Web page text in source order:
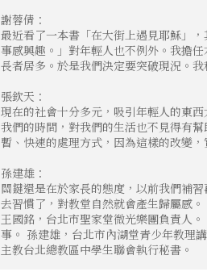
謝蓉倩：
最近看了一本書「在大街上遇見耶穌」
事感興趣。」對年輕人也不例外。我擔
長者居多。於是我們決定要突破現況。
張欽天：
現在的社會十分多元，吸引年輕人的東
我們的時間，對我們的生活也不見得有
暫、快速的處理方式，因為這樣的改變
孫建雄：
關鍵還是在於家長的態度，以前我們補
去習慣了，對教堂自然就會產生歸屬感。
王國銘，台北市聖家堂微光樂團負責人
事。 孫建雄，台北市內湖堂青少年教理
主教台北總教區中學生聯會執行秘書。